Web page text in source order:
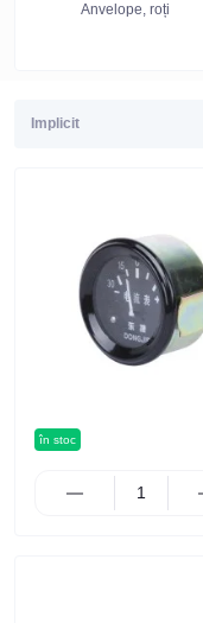
Anvelope, roți
în stoc